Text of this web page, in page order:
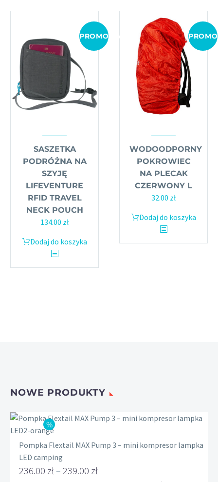
PROMOCJA!
SASZETKA
PODRÓŻNA NA
SZYJĘ
LIFEVENTURE
RFID TRAVEL
NECK POUCH
Pierwotna
wynosiła:
149.00 zł.
134.00 złAktualna
wynosi:
Dodaj do koszyka
WODOODPORNY
POKROWIEC
NA PLECAK
CZERWONY L
Pierwotna
wynosiła:
59.00 zł.
32.00 złAktualna
wynosi:
Dodaj do koszyka
NOWE PRODUKTY
Pompka Flextail MAX Pump 3 – mini kompresor lampka
LED camping
236.00 zł – 239.00 zł